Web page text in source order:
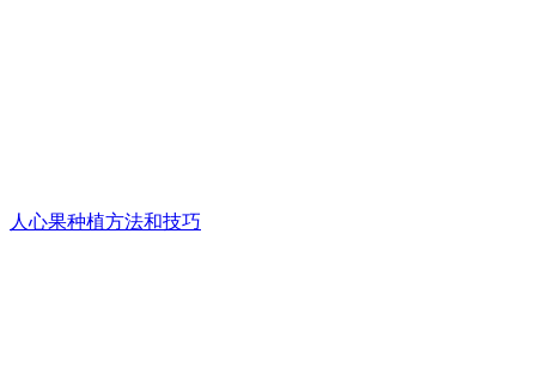
人心果种植方法和技巧